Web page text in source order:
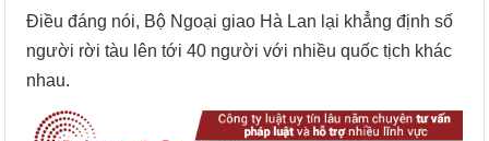
Điều đáng nói, Bộ Ngoại giao Hà Lan lại khẳng định số
người rời tàu lên tới 40 người với nhiều quốc tịch khác
nhau.